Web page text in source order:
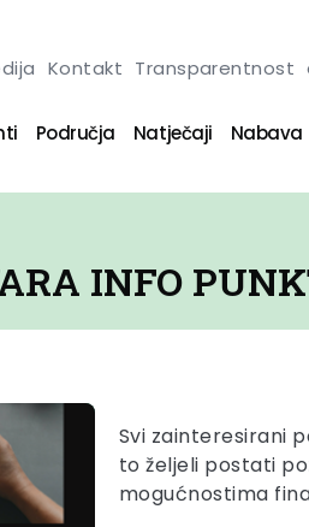
Kontakt Transparentnost
Područja Natječaji Nabava
INFO
Svi zainteresirani
to željeli postati
mogućnostima